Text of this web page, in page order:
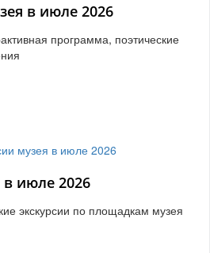
в июле 2026
программа, поэтические
в июле 2026
экскурсии по площадкам музея